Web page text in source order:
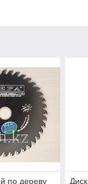
по дереву